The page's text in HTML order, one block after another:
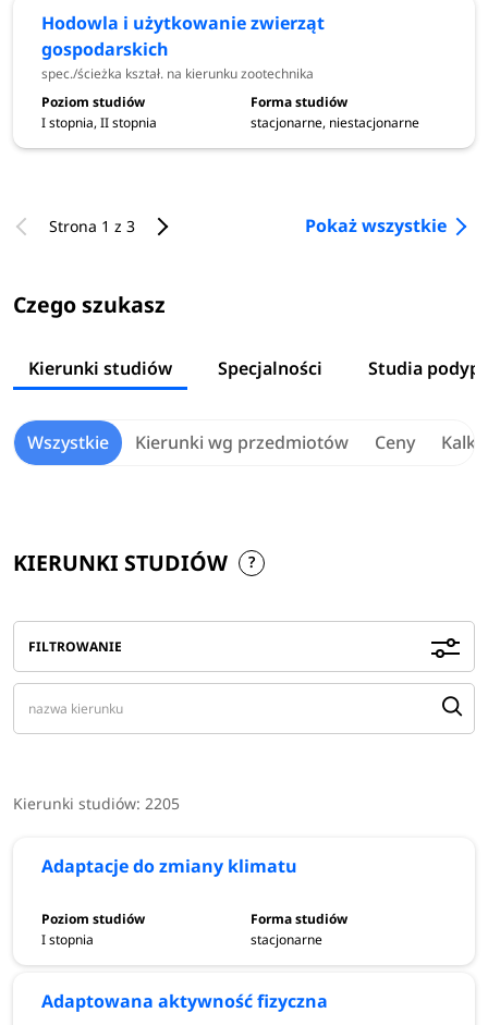
Hodowla i użytkowanie zwierząt
gospodarskich
spec./ścieżka kształ. na kierunku zootechnika
I stopnia, II stopnia stacjonarne, niestacjonarne
Strona 1 z 3 Pokaż wszystkie
Czego szukasz
Kierunki studiów Specjalności Studia
Wszystkie Kierunki wg przedmiotów Ceny
KIERUNKI STUDIÓW
FILTROWANIE
Kierunki studiów: 2205
Adaptacje do zmiany klimatu
I stopnia stacjonarne
Adaptowana aktywność fizyczna